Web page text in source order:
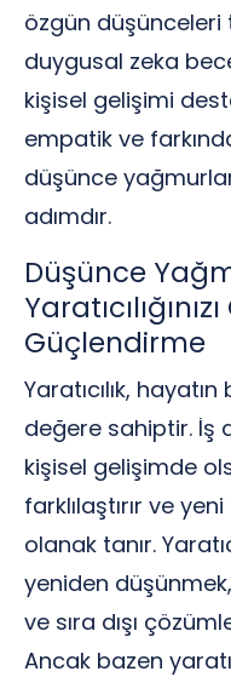
özgün düşünceleri
duygusal zeka
kişisel gelişimi
empatik ve
düşünce
adımdır.
Düşünce
Güçlendirme
Yaratıcılık,
değere sahiptir. İş
kişisel gelişimde
farklılaştırır ve
olanak tanır.
yeniden
ve sıra dışı
Ancak bazen